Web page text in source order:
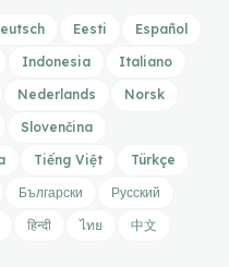
Eesti
Español
Indonesia
Italiano
Nederlands
Norsk
Slovenčina
Tiếng Việt
Türkçe
Български
Русский
हिन्दी ไทย
中文